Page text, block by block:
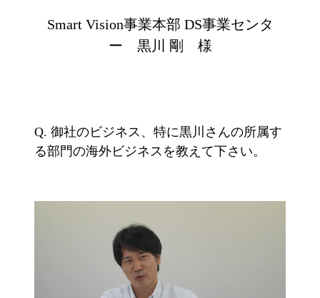
Smart Vision事業本部 DS事業センタ
ー 黒川 剛 様
Q. 御社のビジネス、特に黒川さんの所属す
る部門の海外ビジネスを教えて下さい。